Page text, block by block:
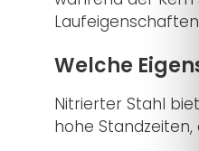
Welche
Nitrierter Stahl
hohe